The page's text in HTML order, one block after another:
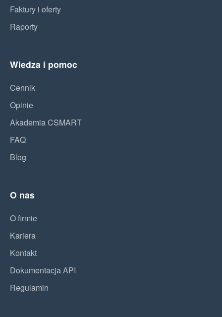
Faktury i oferty
Raporty
Wiedza i pomoc
Cennik
Opinie
Akademia CSMART
FAQ
Blog
O nas
O firmie
Kariera
Kontakt
Dokumentacja API
Regulamin